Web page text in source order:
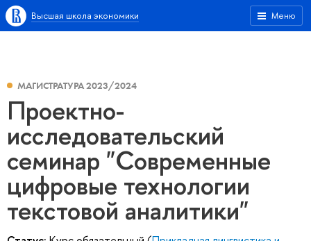
Меню
Высшая школа экономики
МАГИСТРАТУРА 2023/2024
Проектно-
исследовательский
семинар "Современные
цифровые технологии
текстовой аналитики"